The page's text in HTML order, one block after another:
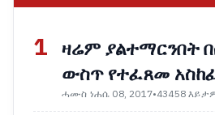
1 ዛሬም ያልተማርንበት
ውስጥ የተፈጸመ
ሓሙስ ነሐሴ 08, 2017•43458